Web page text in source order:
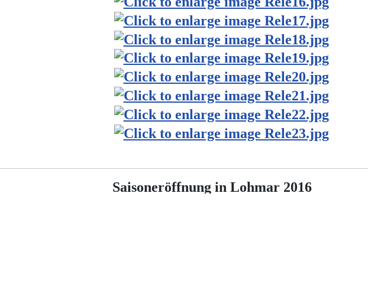
Saisoneröffnung in Lohmar 2016